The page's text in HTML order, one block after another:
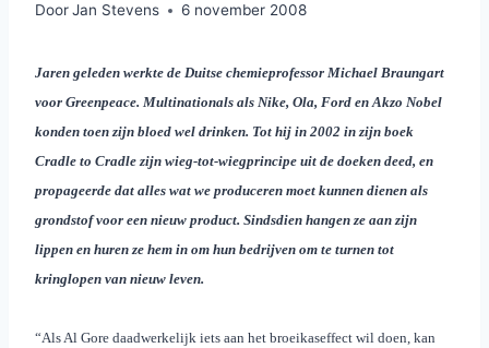
DoorJan Stevens 6 november 2008
Jaren geleden werkte de Duitse chemieprofessor Michael Braungart
voor Greenpeace. Multinationals als Nike, Ola, Ford en Akzo Nobel
konden toen zijn bloed wel drinken. Tot hij in 2002 in zijn boek
Cradle to Cradle zijn wieg-tot-wiegprincipe uit de doeken deed, en
propageerde dat alles wat we produceren moet kunnen dienen als
grondstof voor een nieuw product. Sindsdien hangen ze aan zijn
lippen en huren ze hem in om hun bedrijven om te turnen tot
kringlopen van nieuw leven.
“Als Al Gore daadwerkelijk iets aan het broeikaseffect wil doen, kan